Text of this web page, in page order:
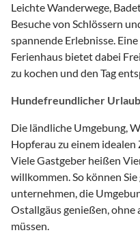
Leichte Wanderwege,
Besuche von Schlössern
spannende Erlebnisse.
Ferienhaus bietet dabei
zu kochen und den Tag
Hundefreundlicher
Die ländliche Umgebung,
Hopferau zu einem idealen
Viele Gastgeber heißen
willkommen. So können
unternehmen, die
Ostallgäus genießen,
müssen.